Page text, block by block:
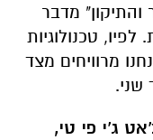
מדבר
טכנולוגיות
מרוויחים מצד
ג'י פי טי,